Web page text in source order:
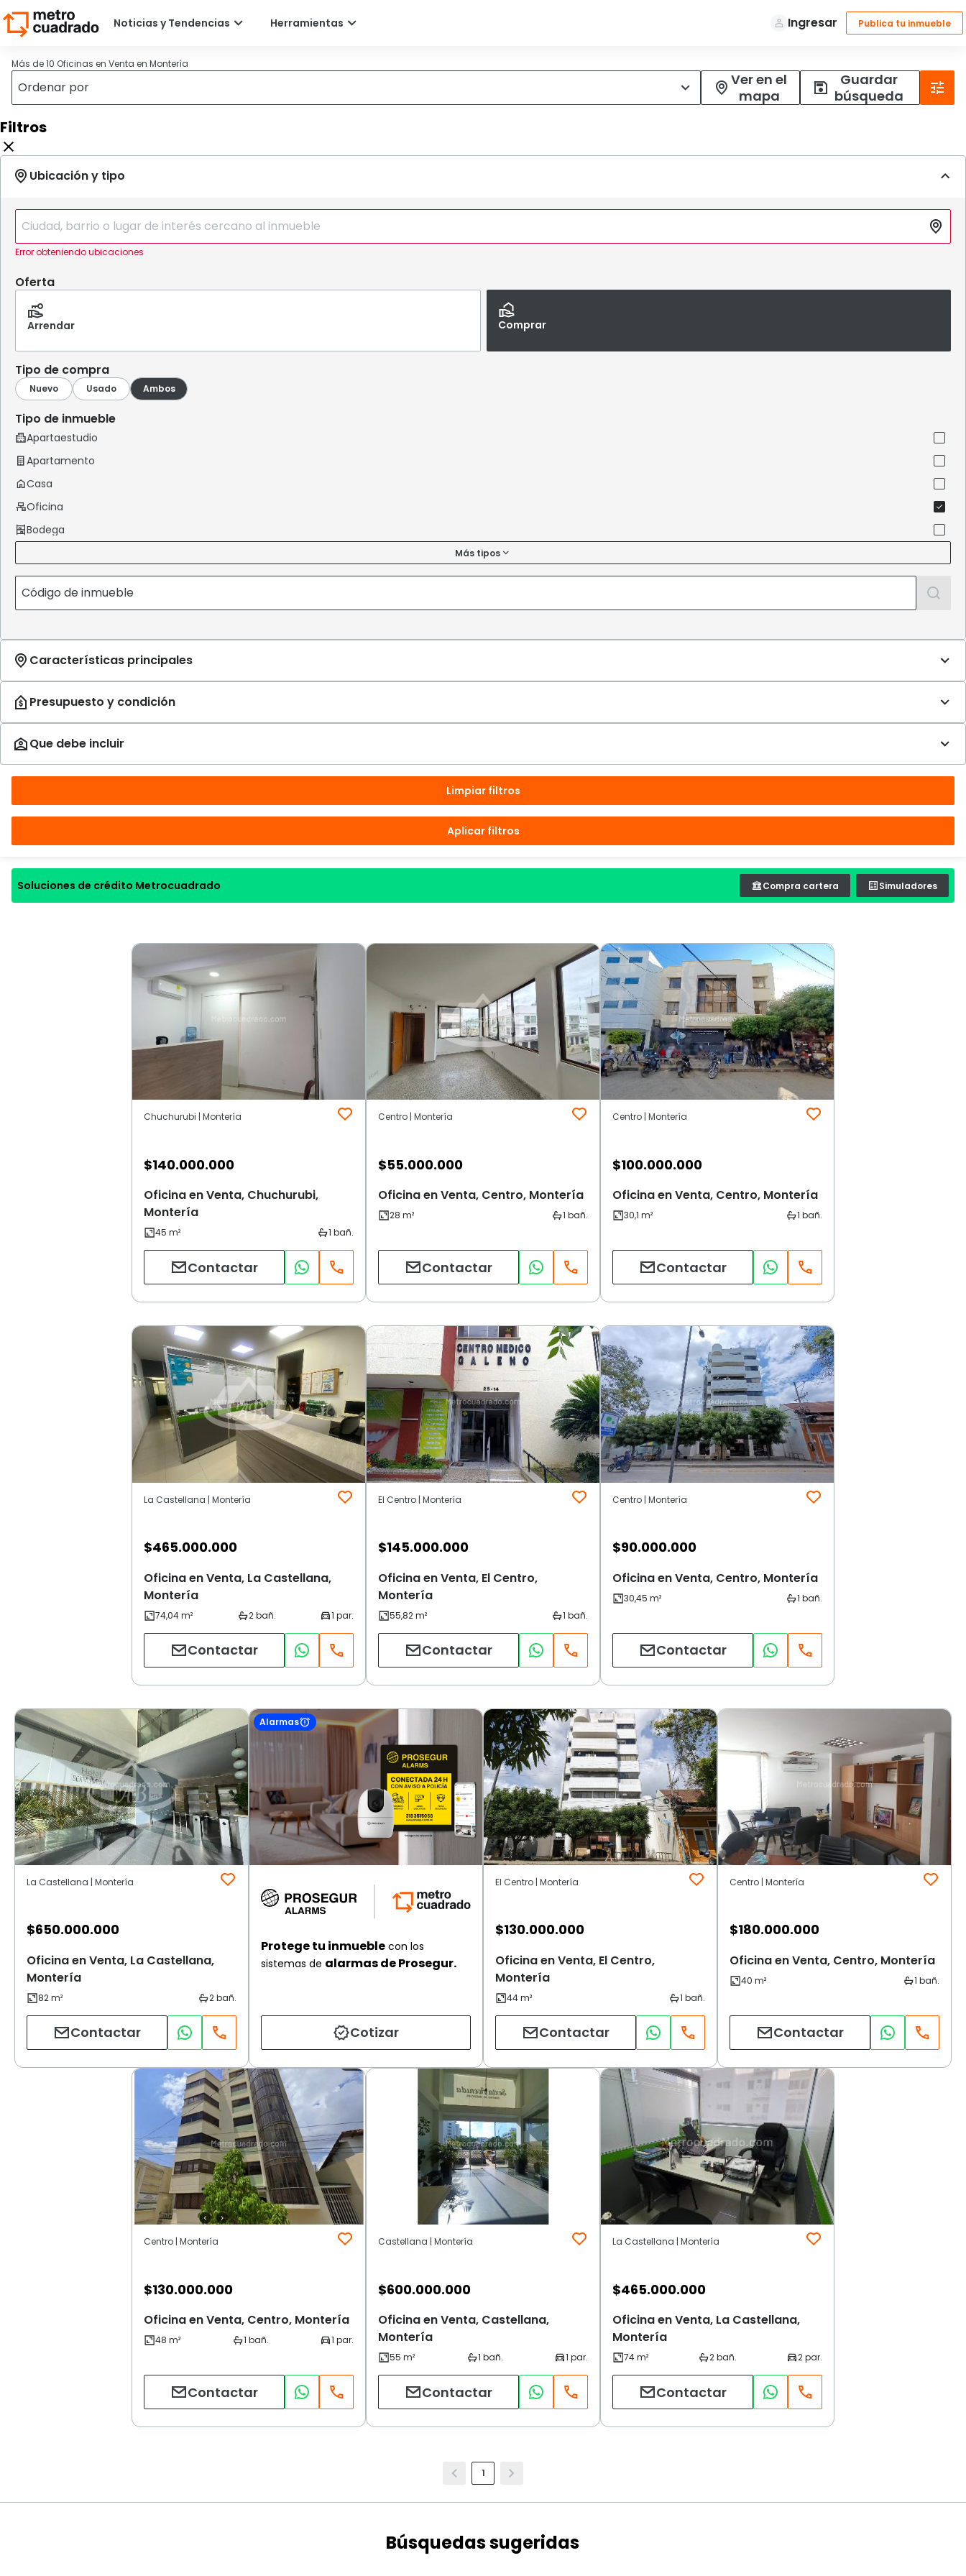
Más de 10 Oficinas en Venta en Montería
Ver en el
mapa
Guardar
búsqueda
Filtros
Error obteniendo ubicaciones
Oferta
Arrendar Comprar
Tipo de compra
Tipo de inmueble
Más tipos
Limpiar filtros
Aplicar filtros
Soluciones de crédito Metrocuadrado Compra cartera Simuladores
Chuchurubi | Montería
$140.000.000
Oficina en Venta, Chuchurubi,
Montería
Contactar
Centro | Montería
$55.000.000
Oficina en Venta, Centro, Montería
Contactar
Centro | Montería
$100.000.000
Oficina en Venta, Centro, Montería
Contactar
La Castellana | Montería
$465.000.000
Oficina en Venta, La Castellana,
Montería
Contactar
El Centro | Montería
$145.000.000
Oficina en Venta, El Centro,
Montería
Contactar
Centro | Montería
$90.000.000
Oficina en Venta, Centro, Montería
Contactar
La Castellana | Montería
$650.000.000
Oficina en Venta, La Castellana,
Montería
Contactar
Alarmas
Protege tu inmueble con los
sistemas de alarmas de Prosegur.
Cotizar
El Centro | Montería
$130.000.000
Oficina en Venta, El Centro,
Montería
Contactar
Centro | Montería
$180.000.000
Oficina en Venta, Centro, Montería
Contactar
Centro | Montería
$130.000.000
Oficina en Venta, Centro, Montería
Contactar
Castellana | Montería
$600.000.000
Oficina en Venta, Castellana,
Montería
Contactar
La Castellana | Montería
$465.000.000
Oficina en Venta, La Castellana,
Montería
Contactar
1